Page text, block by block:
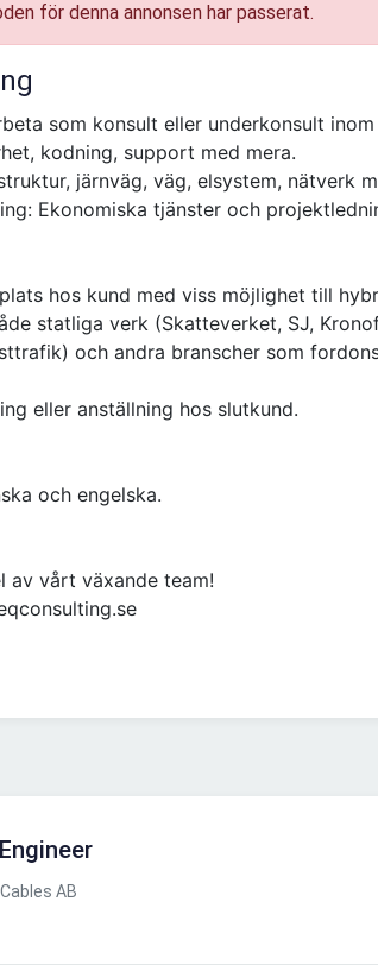
för denna annonsen har passerat.
som konsult eller underkonsult
kodning, support med mera.
järnväg, väg, elsystem, nätverk
Ekonomiska tjänster och
hos kund med viss möjlighet till
statliga verk (Skatteverket, SJ,
och andra branscher som
eller anställning hos slutkund.
och engelska.
av vårt växande team!
AB